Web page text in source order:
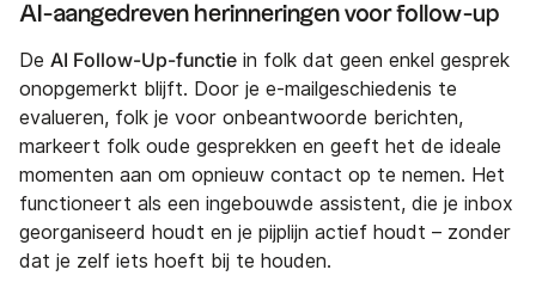
AI-aangedreven herinneringen voor follow-up
De AI Follow-Up-functie in folk dat geen enkel gesprek
onopgemerkt blijft. Door je e-mailgeschiedenis te
evalueren, folk je voor onbeantwoorde berichten,
markeert folk oude gesprekken en geeft het de ideale
momenten aan om opnieuw contact op te nemen. Het
functioneert als een ingebouwde assistent, die je inbox
georganiseerd houdt en je pijplijn actief houdt – zonder
dat je zelf iets hoeft bij te houden.